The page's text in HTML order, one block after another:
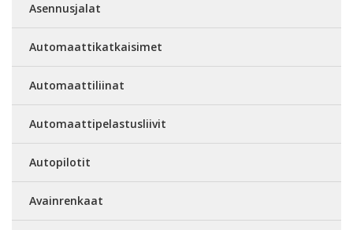
Asennusjalat
Automaattikatkaisimet
Automaattiliinat
Automaattipelastusliivit
Autopilotit
Avainrenkaat